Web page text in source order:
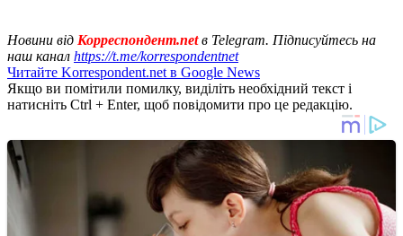
Новини від Корреспондент.netв Telegram. Підписуйтесь на
наш канал https://t.me/korrespondentnet
Читайте Korrespondent.net в Google News
Якщо ви помітили помилку, виділіть необхідний текст і
натисніть Ctrl + Enter, щоб повідомити про це редакцію.